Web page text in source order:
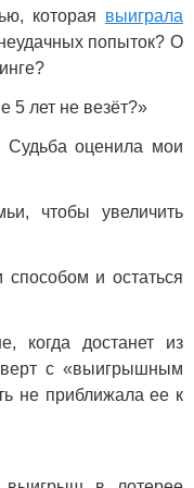
которая выиграла
попыток? О
5 лет не везёт?»
Судьба оценила мои
чтобы увеличить
и остаться
когда достанет из
с «выигрышным
не приближала ее к